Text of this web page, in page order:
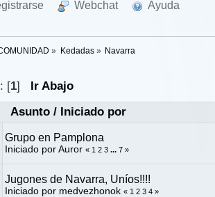
Webchat Ayuda
» Kedadas» Navarra
[1]
Ir Abajo
Asunto/ Iniciado por
Grupo en Pamplona
Iniciado por Auror « 1 2 3 ... 7 »
Jugones de Navarra, Uníos!!!!
Iniciado por medvezhonok « 1 2 3 4 »